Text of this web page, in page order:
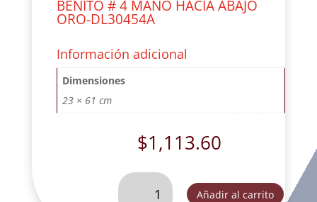
BENITO # 4 MANO HACIA ABAJO
ORO-DL30454A
Información adicional
Dimensiones
23 × 61 cm
$1,113.60
CRISTO
Añadir al carrito